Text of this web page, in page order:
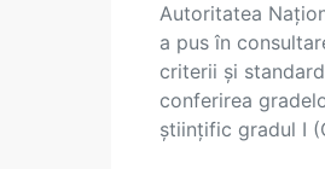
Autoritatea
a pus în
criterii și
conferirea
științific gradul I